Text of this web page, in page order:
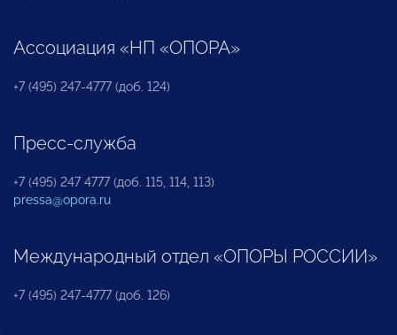
Ассоциация «НП «ОПОРА»
+7 (495) 247-4777 (доб. 124)
Пресс-служба
+7 (495) 247 4777 (доб. 115, 114, 113)
pressa@opora.ru
Международный отдел «ОПОРЫ РОССИИ»
+7 (495) 247-4777 (доб. 126)